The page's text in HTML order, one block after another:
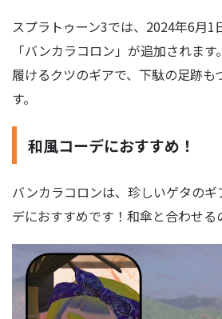
スプラトゥーン3では、2024年6月1
「バンカラコロン」が追加されま
履けるクツのギアで、下駄の足跡も
す。
和風コーデにおすすめ！
バンカラコロンは、珍しいゲタのギ
デにおすすめです！和傘と合わせ